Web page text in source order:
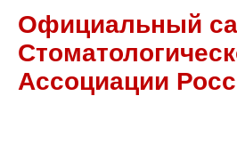
Официальный
Ассоциации